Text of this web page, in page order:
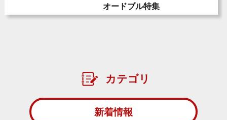
オードブル特集
カテゴリ
新着情報